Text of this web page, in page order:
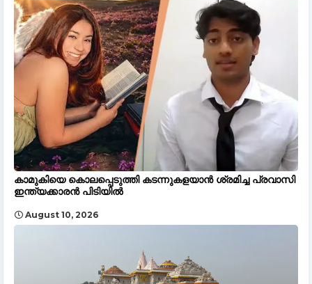
കാമുകിയെ കൊലപ്പെടുത്തി കടന്നുകളയാൻ ശ്രമിച്ച പ്രവാസി
ഇന്ത്യക്കാരൻ പിടിയിൽ
August 10, 2026